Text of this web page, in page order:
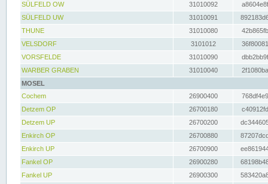
SÜLFELD OW
31010092
SÜLFELD UW
31010091
THUNE
31010080
VELSDORF
3101012
VORSFELDE
31010090
WARBER GRABEN
31010040
MOSEL
Cochem
26900400
Detzem OP
26700180
Detzem UP
26700200
Enkirch OP
26700880
Enkirch UP
26700900
Fankel OP
26900280
Fankel UP
26900300